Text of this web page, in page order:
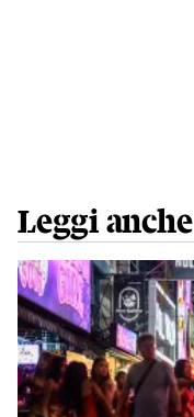
Leggi anche